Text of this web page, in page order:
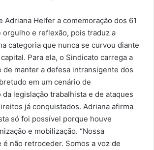
Adriana Helfer a comemoração dos 61
orgulho e reflexão, pois traduz a
categoria que nunca se curvou diante
Para ela, o Sindicato carrega a
de manter a defesa intransigente dos
em um cenário de
legislação trabalhista e de ataques
já conquistados. Adriana afirma
só foi possível porque houve
e mobilização. “Nossa
não retroceder. Somos a voz de